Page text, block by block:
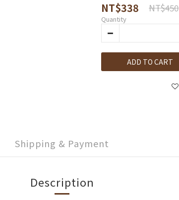
NT$338 NT$450
Quantity
ADD TO CART
Shipping & Payment
Description